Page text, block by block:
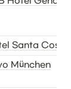
Santa
München